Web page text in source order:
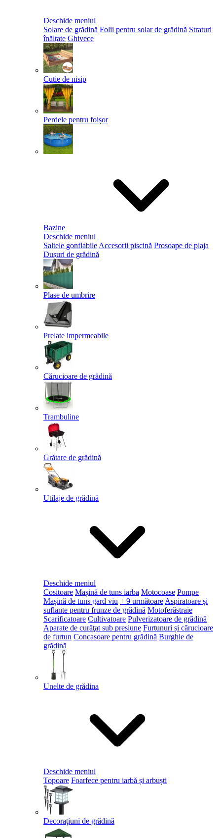
Deschide meniul
Solare de grădină Folii pentru solar de grădină Straturi
înălțate Ghivece
Cutie de nisip
Perdele pentru foișor
Bazine
Deschide meniul
Saltele gonflabile Accesorii piscină Prosoape de plaja
Dușuri de grădină
Plase de umbrire
Prelate impermeabile
Cărucioare de grădină
Trambuline
Grătare de grădină
Utilaje de grădină
Deschide meniul
Cositoare Mașină de tuns iarba Motocoase Pompe
Mașină de tuns gard viu + 9 următoare Aspiratoare și
suflante pentru frunze de grădină Motoferăstraie
Scarificatoare Cultivatoare Pulverizatoare de grădină
Aparate de curăţat sub presiune Furtunuri și cărucioare
de furtun Concasoare pentru grădină Burghie de
grădină
Unelte de grădina
Deschide meniul
Topoare Foarfece pentru iarbă și arbuști
Decorațiuni de grădină